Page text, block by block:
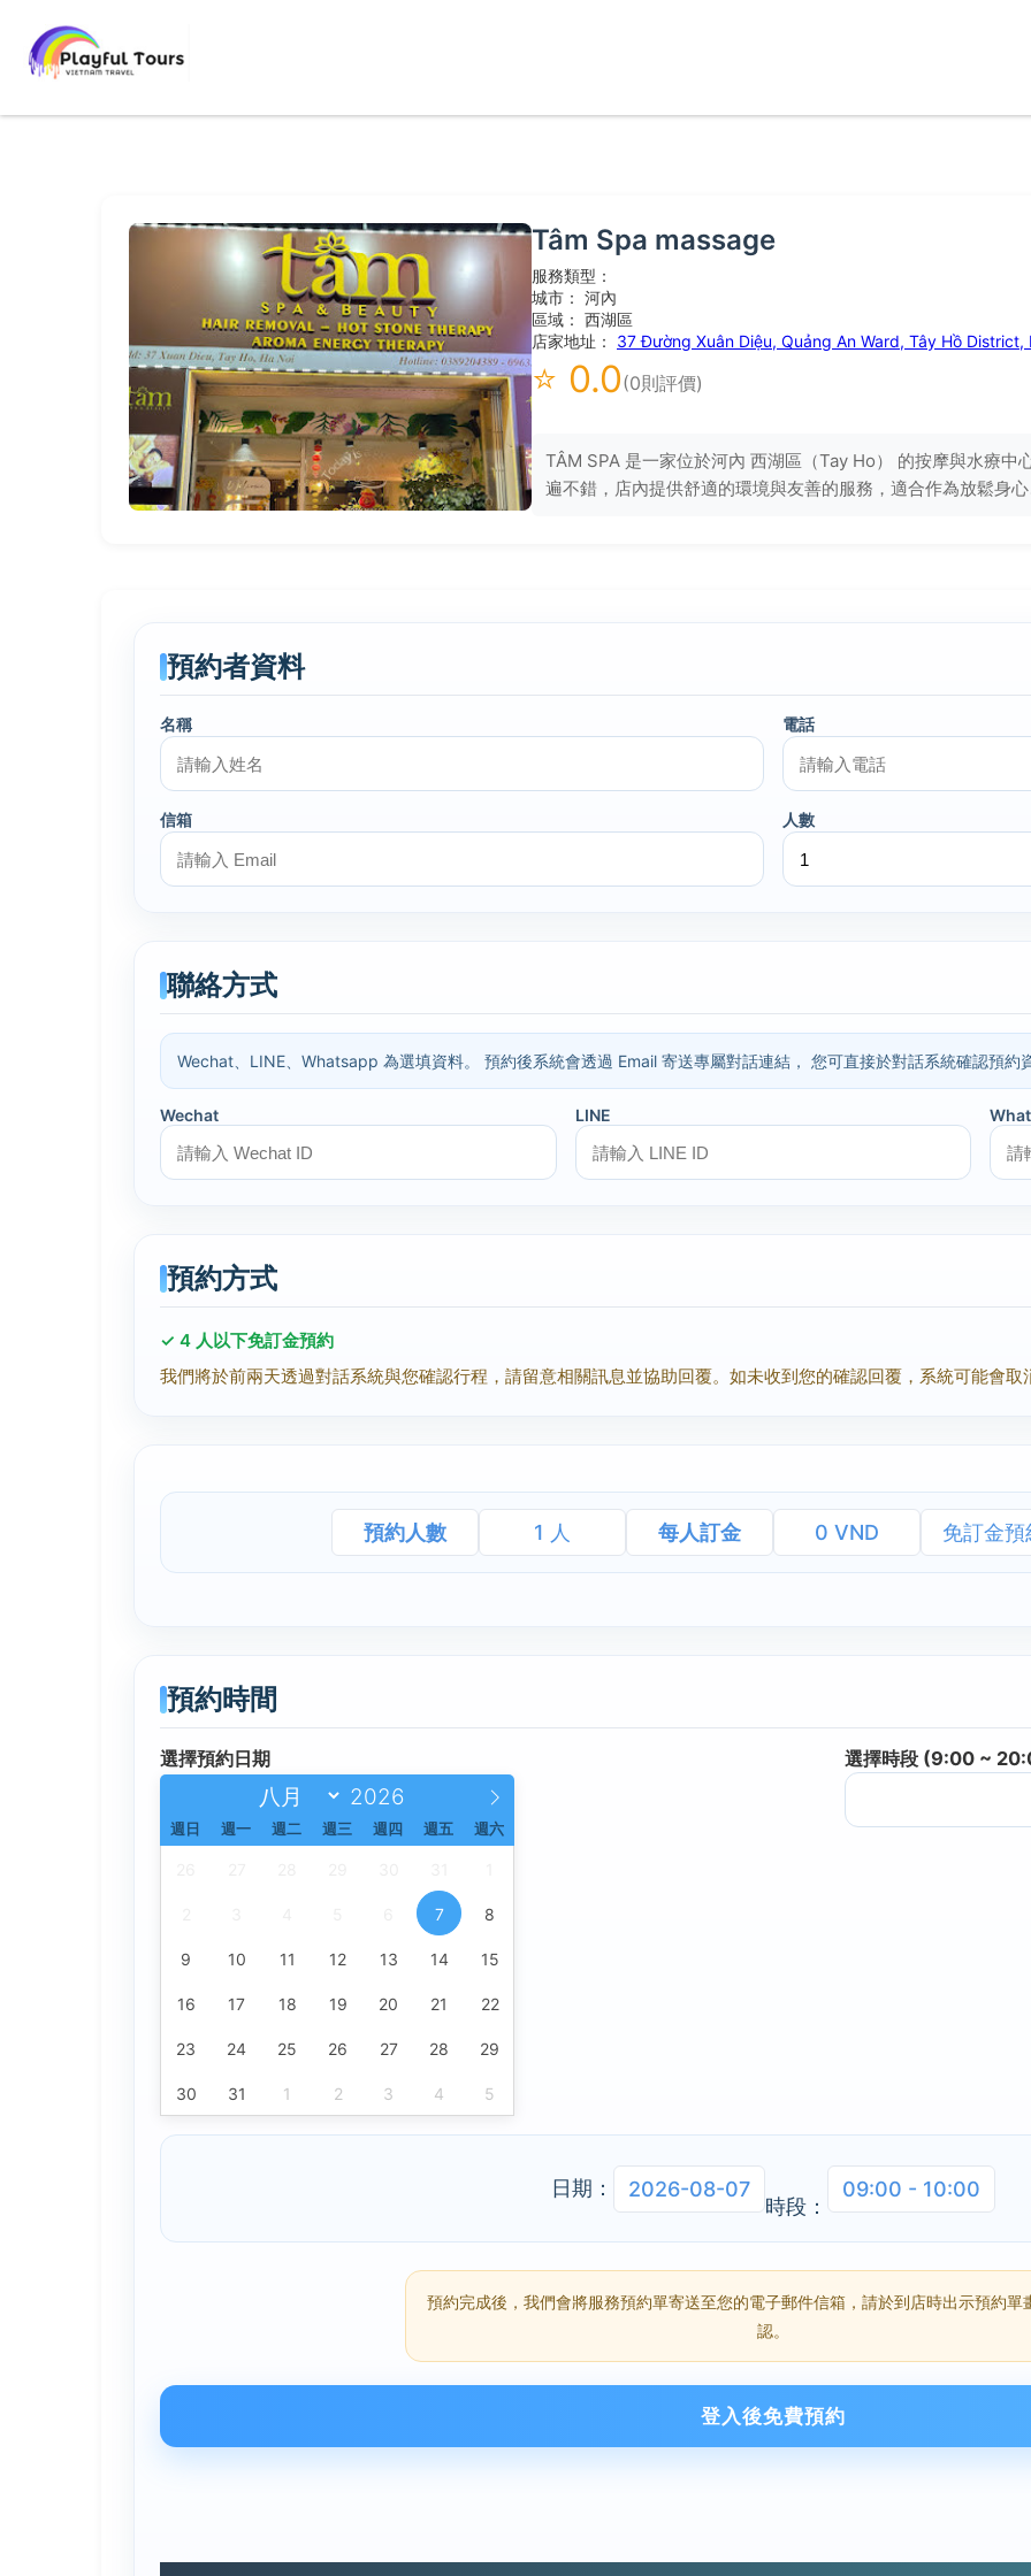
Tâm Spa massage
服務類型：
城市： 河內
區域： 西湖區
店家地址： 37 Đường Xuân Diệu, Quảng An Ward, Tây Hồ
⭐ 0.0(0則評價)
TÂM SPA 是一家位於河內 西湖區（Tay Ho） 的按摩與水療
遍不錯，店內提供舒適的環境與友善的服務，適合作為放鬆身
預約者資料
名稱 電話
信箱 人數
聯絡方式
Wechat、LINE、Whatsapp 為選填資料。 預約後系統會透過 Email 寄送專屬對話連結， 您可直接於對話系統確認預約
Wechat LINE
預約方式
✓ 4 人以下免訂金預約
我們將於前兩天透過對話系統與您確認行程，請留意相關訊息並協助回覆。如未收到您的確認回覆，系統可能會
預約人數 1 人 每人訂金 0 VND 免訂金預
預約時間
選擇預約日期
週日 週一 週二 週三 週四 週五 週六
7 8
9 10 11 12 13 14 15
16 17 18 19 20 21 22
23 24 25 26 27 28 29
30 31 1 2 3 4 5
選擇時段 (9:00 ~
日期： 2026-08-07
時段：
09:00 - 10:00
預約完成後，我們會將服務預約單寄送至您的電子郵件信箱，請於到店時出示預約單
認。
登入後免費預約